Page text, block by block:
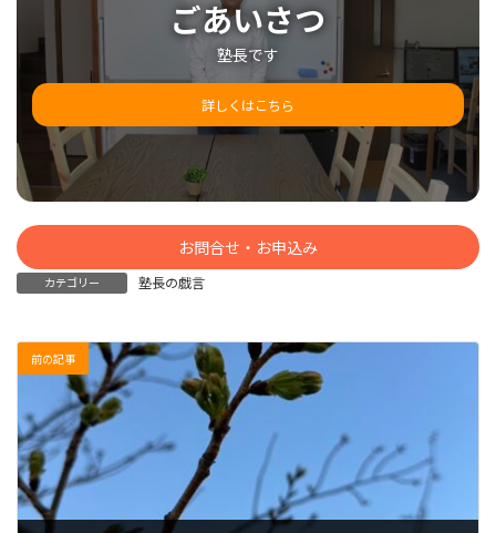
ごあいさつ
塾長です
詳しくはこちら
お問合せ・お申込み
カテゴリー 塾長の戯言
前の記事